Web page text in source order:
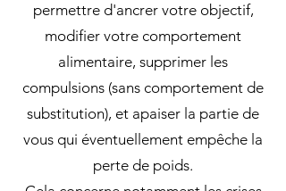
permettre d'ancrer votre objectif,
modifier votre comportement
alimentaire, supprimer les
compulsions (sans comportement de
substitution), et apaiser la partie de
vous qui éventuellement empêche la
perte de poids.